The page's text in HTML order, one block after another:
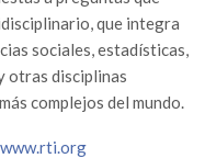
que integra
sociales, estadísticas,
otras disciplinas
complejos del mundo.
www.rti.org